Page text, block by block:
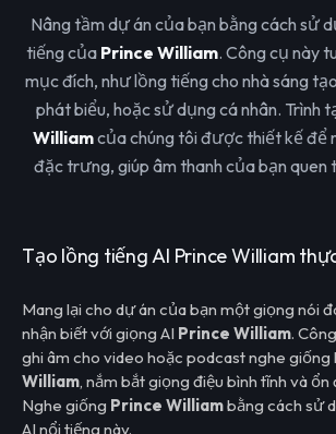
Nâng tầm dự án của bạn bằng cách sử
tiếng của Prince William. Công cụ này
mục đích, như lồng tiếng cho nhà sáng
phát biểu, hoặc sử dụng cá nhân. Trình
Williamcủa chúng tôi được thiết kế để
đặc trưng, giúp âm thanh của bạn quen
Tạo lồng tiếng AI Prince William
Mang lại cho dự án của bạn một giọng nói
nhận biết với giọng AI Prince William.
ghi âm cho video hoặc podcast nghe giống
William, nắm bắt giọng điệu bình tĩnh và ổn
Nghe giống Prince Williambằng cách sử
AI nổi tiếng này.